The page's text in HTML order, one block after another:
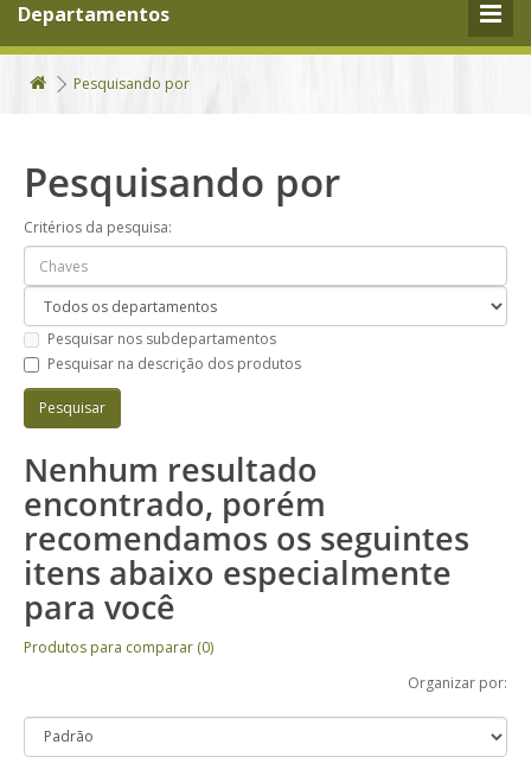
Departamentos
Pesquisando por
Pesquisando por
Critérios da pesquisa:
Pesquisar nos subdepartamentos
Pesquisar na descrição dos produtos
Nenhum resultado
encontrado, porém
recomendamos os seguintes
itens abaixo especialmente
para você
Produtos para comparar (0)
Organizar por: